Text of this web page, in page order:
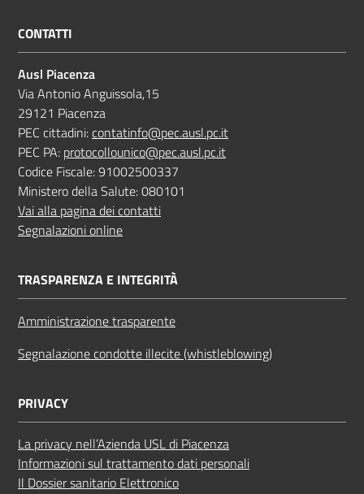
CONTATTI
Ausl Piacenza
Via Antonio Anguissola,15
29121 Piacenza
PEC cittadini:contatinfo@pec.ausl.pc.it
PEC PA: protocollounico@pec.ausl.pc.it
Codice Fiscale: 91002500337
Ministero della Salute: 080101
Vai alla pagina dei contatti
Segnalazioni online
TRASPARENZA E INTEGRITÀ
Amministrazione trasparente
Segnalazione condotte illecite (whistleblowing)
PRIVACY
La privacy nell’Azienda USL di Piacenza
Informazioni sul trattamento dati personali
Il Dossier sanitario Elettronico